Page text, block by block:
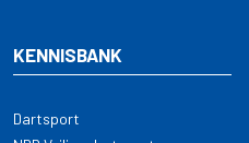
KENNISBANK
Dartsport